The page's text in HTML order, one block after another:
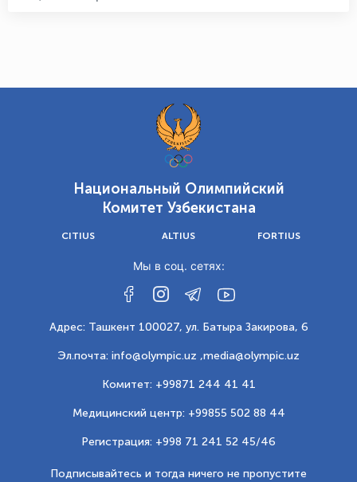
Национальный Олимпийский
Комитет Узбекистана
CITIUS ALTIUS FORTIUS
Мы в соц. сетях:
Адрес: Ташкент 100027, ул. Батыра Закирова, 6
Эл.почта: info@olympic.uz ,media@olympic.uz
Комитет: +99871 244 41 41
Медицинский центр: +99855 502 88 44
Регистрация: +998 71 241 52 45/46
Подписывайтесь и тогда ничего не пропустите